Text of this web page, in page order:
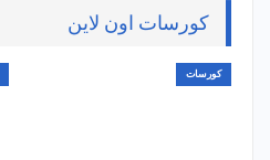
كورسات اون لاين
كورسات